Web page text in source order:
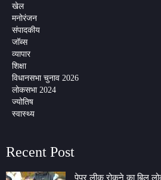
खेल
मनोरंजन
संपादकीय
जॉब्स
व्यापार
शिक्षा
विधानसभा चुनाव 2026
लोकसभा 2024
ज्योतिष
स्वास्थ्य
Recent Post
पेपर लीक रोकने का बिल